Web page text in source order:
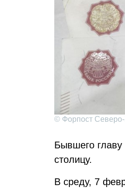
© Форпост
Бывшего главу
столицу.
В среду, 7